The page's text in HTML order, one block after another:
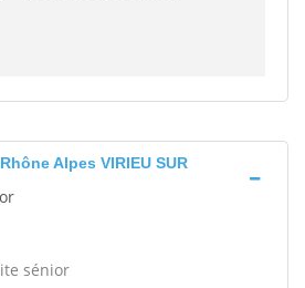
Alpes VIRIEU SUR
sénior